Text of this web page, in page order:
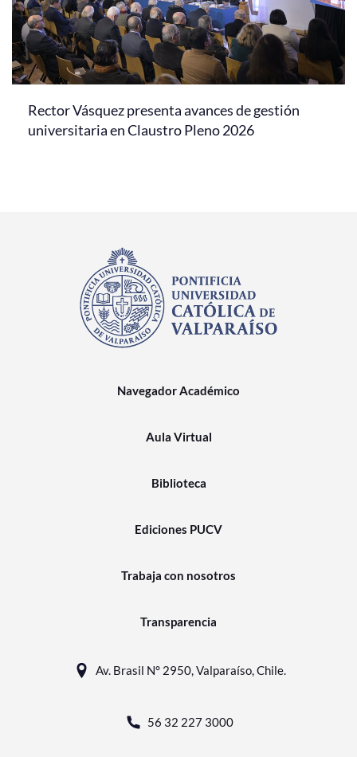
Rector Vásquez presenta avances de gestión
universitaria en Claustro Pleno 2026
Navegador Académico
Aula Virtual
Biblioteca
Ediciones PUCV
Trabaja con nosotros
Transparencia
Av. Brasil N° 2950, Valparaíso, Chile.
56 32 227 3000